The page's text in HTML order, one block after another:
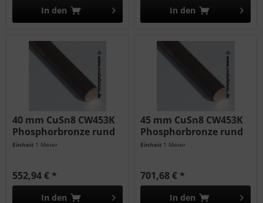
In den In den
40 mm CuSn8 CW453K
Phosphorbronze rund
Einheit 1 Meter
552,94 € *
In den
45 mm CuSn8 CW453K
Phosphorbronze rund
Einheit 1 Meter
701,68 € *
In den